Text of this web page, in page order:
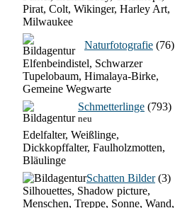
Pirat, Colt, Wikinger, Harley Art,
Milwaukee
Naturfotografie (76)
Elfenbeindistel, Schwarzer
Tupelobaum, Himalaya-Birke,
Gemeine Wegwarte
Schmetterlinge (793)
neu
Edelfalter, Weißlinge,
Dickkopffalter, Faulholzmotten,
Bläulinge
Schatten Bilder(3)
Silhouettes, Shadow picture,
Menschen, Treppe, Sonne, Wand,